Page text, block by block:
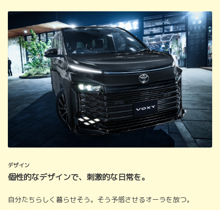
デザイン
個性的なデザインで、刺激的な日常を。
自分たちらしく暮らせそう。そう予感させるオーラを放つ。